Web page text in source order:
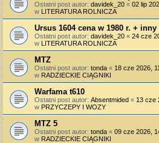
Ostatni post autor: davidek_20 « 02 lip
w LITERATURA ROLNICZA
Ursus 1604 cena w 1980 r. +
Ostatni post autor: davidek_20 « 24 cze
w LITERATURA ROLNICZA
MTZ
Ostatni post autor: tonda « 18 cze 2026,
w RADZIECKIE CIĄGNIKI
Warfama t610
Ostatni post autor: Absentmided « 13 cze
w PRZYCZEPY I WOZY
MTZ 5
Ostatni post autor: tonda « 09 cze 2026,
w RADZIECKIE CIĄGNIKI